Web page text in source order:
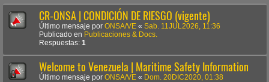
CR-ONSA | CONDICIÓN DE RIESGO (vigente)
Último mensaje por ONSA/VE « Sab. 11JUL2026, 11:36
Publicado en Publicaciones & Docs.
Respuestas: 1
Welcome to Venezuela | Maritime Safety Information
Último mensaje por ONSA/VE « Dom. 20DIC2020, 01:38